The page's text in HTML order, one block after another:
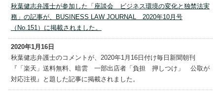
秋葉健志弁護士が参加した「座談会 ビジネス環境の変化と独禁法実
務」の記事が、BUSINESS LAW JOURNAL 2020年10月号
（No.151）に掲載されました。
2020年1月16日
秋葉健志弁護士のコメントが、2020年1月16日付け毎日新聞朝刊
『「楽天」送料無料、暗雲 一部出店者「負担 押しつけ」 公取が
対応注視』と題した記事に掲載されました。